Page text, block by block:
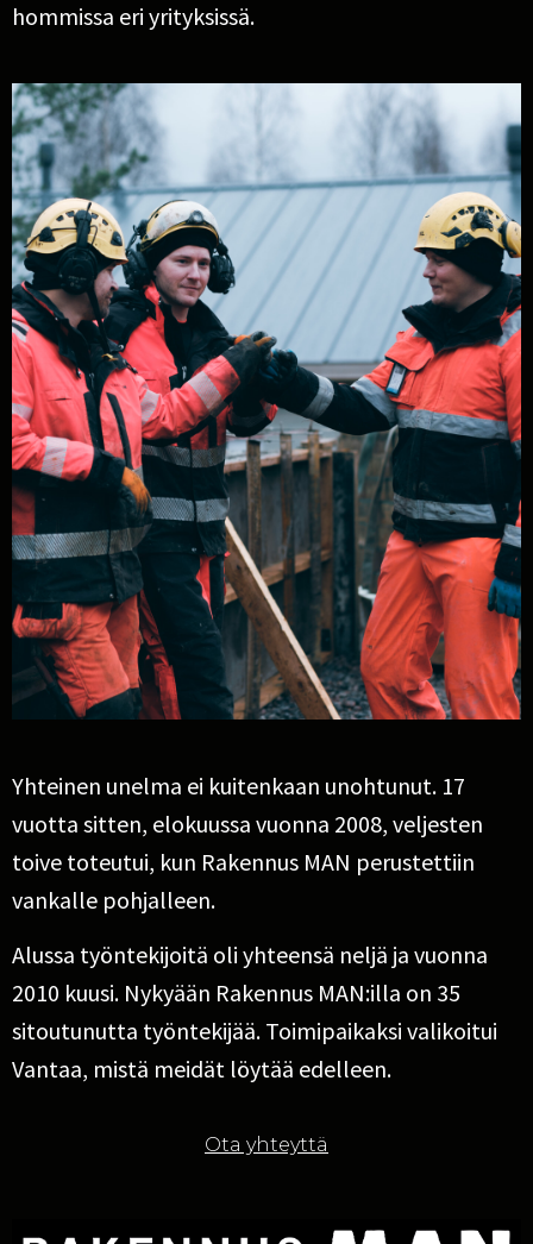
hommissa eri yrityksissä.
Yhteinen unelma ei kuitenkaan unohtunut. 17
vuotta sitten, elokuussa vuonna 2008, veljesten
toive toteutui, kun Rakennus MAN perustettiin
vankalle pohjalleen.
Alussa työntekijoitä oli yhteensä neljä ja vuonna
2010 kuusi. Nykyään Rakennus MAN:illa on 35
sitoutunutta työntekijää. Toimipaikaksi valikoitui
Vantaa, mistä meidät löytää edelleen.
Ota yhteyttä